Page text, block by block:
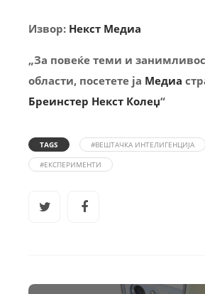
Извор: Некст Медиа
„За повеќе теми и
области, посетете ја Медиа
Бреинстер Некст Колеџ“
TAGS #ВЕШТАЧКА ИНТЕЛИГЕНЦИЈА
#ЕКСПЕРИМЕНТИ